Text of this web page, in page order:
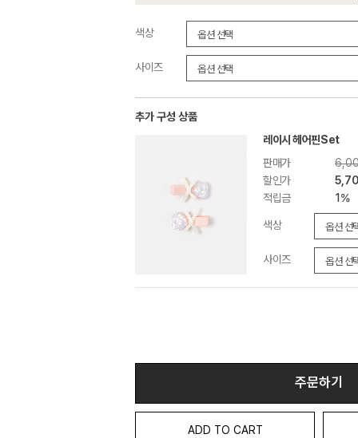
색상
사이즈
추가 구성 상품
레이시 헤어핀set
판매가
할인가
적립금
1%
색상
사이즈
주문하기
ADD TO CART